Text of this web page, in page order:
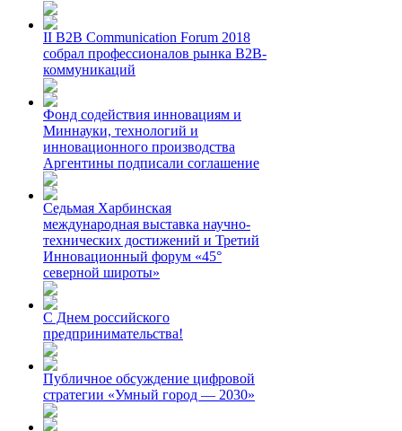
II B2B Communication Forum 2018
собрал профессионалов рынка B2B-
коммуникаций
Фонд содействия инновациям и
Миннауки, технологий и
инновационного производства
Аргентины подписали соглашение
Седьмая Харбинская
международная выставка научно-
технических достижений и Третий
Инновационный форум «45°
северной широты»
С Днем российского
предпринимательства!
Публичное обсуждение цифровой
стратегии «Умный город — 2030»